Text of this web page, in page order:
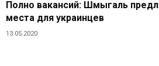
Полно вакансий: Шмыгаль
места для украинцев
13.05.2020